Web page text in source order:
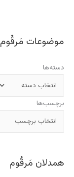
موضوعات مَرقُوم
دسته‌ها
برچسب‌ها
همدلان مَرقُوم